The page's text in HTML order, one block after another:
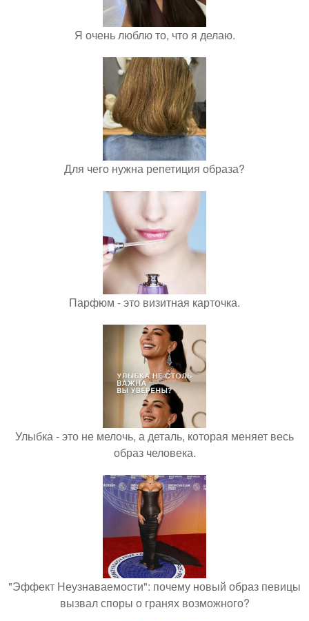
Я очень люблю то, что я делаю.
Для чего нужна репетиция образа?
Парфюм - это визитная карточка.
Улыбка - это не мелочь, а деталь, которая меняет весь
образ человека.
"Эффект Неузнаваемости": почему новый образ певицы
вызвал споры о гранях возможного?